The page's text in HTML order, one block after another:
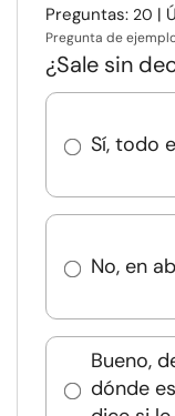
Preguntas: 20 |
Pregunta de
¿Sale sin
Sí, todo
No, en
Bueno,
dónde